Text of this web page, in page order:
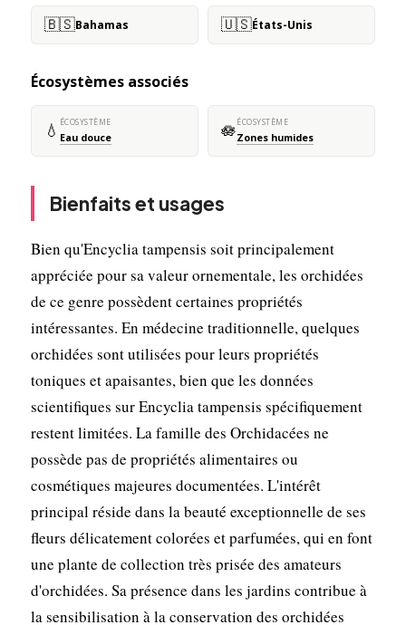
🇧🇸Bahamas 🇺🇸États-Unis
Écosystèmes associés
💧 ÉCOSYSTÈME
Eau douce 🪷ÉCOSYSTÈME
Zones humides
Bienfaits et usages
Bien qu'Encyclia tampensis soit principalement
appréciée pour sa valeur ornementale, les orchidées
de ce genre possèdent certaines propriétés
intéressantes. En médecine traditionnelle, quelques
orchidées sont utilisées pour leurs propriétés
toniques et apaisantes, bien que les données
scientifiques sur Encyclia tampensis spécifiquement
restent limitées. La famille des Orchidacées ne
possède pas de propriétés alimentaires ou
cosmétiques majeures documentées. L'intérêt
principal réside dans la beauté exceptionnelle de ses
fleurs délicatement colorées et parfumées, qui en font
une plante de collection très prisée des amateurs
d'orchidées. Sa présence dans les jardins contribue à
la sensibilisation à la conservation des orchidées